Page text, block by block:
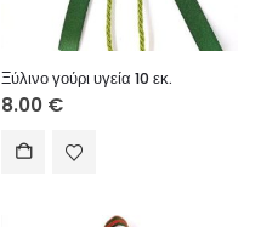
Ξύλινο γούρι υγεία 10 εκ.
8.00 €